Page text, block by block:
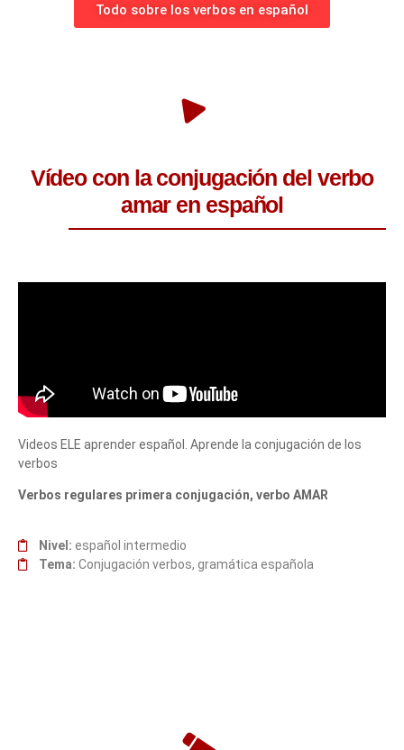
Todo sobre los verbos en español
Vídeo con la conjugación del verbo
amar en español
Videos ELE aprender español. Aprende la conjugación de los
verbos
Verbos regulares primera conjugación, verbo AMAR
Nivel: español intermedio
Tema: Conjugación verbos, gramática española